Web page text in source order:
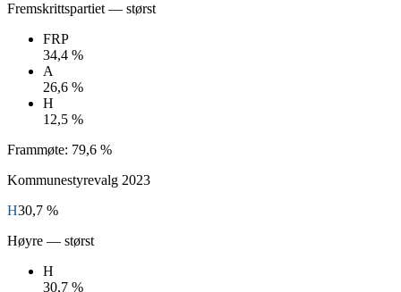
Fremskrittspartiet — størst
FRP
34,4 %
A
26,6 %
H
12,5 %
Frammøte: 79,6 %
Kommunestyrevalg 2023
H30,7 %
Høyre — størst
H
30,7 %